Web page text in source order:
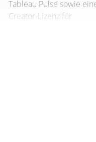
Tableau Pulse sowie
Creator-Lizenz für